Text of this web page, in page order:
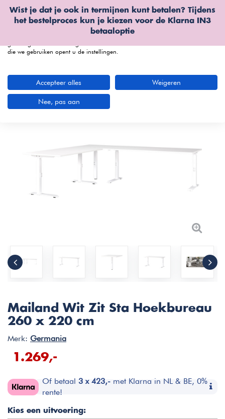
Wist je dat je ook in termijnen kunt betalen? Tijdens
het bestelproces kun je kiezen voor de Klarna IN3
betaaloptie
Mailand Wit Zit Sta Hoekbureau
260 x 220 cm
Merk: Germania
1.269,-
Of betaal 3 x 423,- met Klarna in NL & BE, 0%
rente!
Kies een uitvoering:
Wij gebruiken cookies
We kunnen deze plaatsen voor analyse van onze bezoekersgegevens, om
onze website te verbeteren, gepersonaliseerde inhoud te tonen en om u een
die we gebruiken opent u de instellingen.
Accepteer alles Weigeren
Nee, pas aan